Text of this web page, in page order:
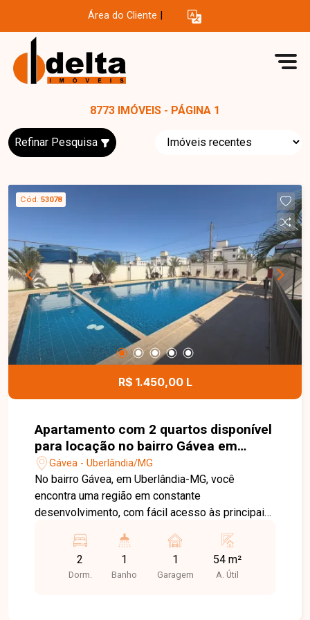
Área do Cliente
8773 IMÓVEIS - PÁGINA 1
Refinar Pesquisa
Cód. 53078
R$ 1.450,00 L
Apartamento com 2 quartos disponível
para locação no bairro Gávea em
Uberlândia-MG
Gávea - Uberlândia/MG
No bairro Gávea, em Uberlândia-MG, você
encontra uma região em constante
desenvolvimento, com fácil acesso às principais
supermercados, escolas, farmácias e diversos
comércios, proporcionando praticidade e
qualidade de vida. Apartamento disponível para
2
Dorm.
1
Banho
1
Garagem
54 m²
A. Útil